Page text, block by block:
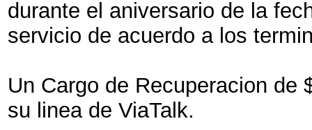
durante el aniversario de la
servicio de acuerdo a los
Un Cargo de Recuperacion de
su linea de ViaTalk.